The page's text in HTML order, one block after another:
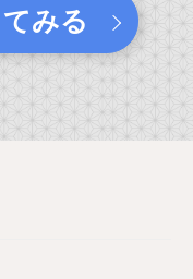
みる